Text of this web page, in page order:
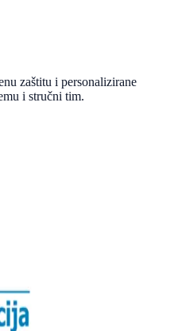
zaštitu i personalizirane
i stručni tim.